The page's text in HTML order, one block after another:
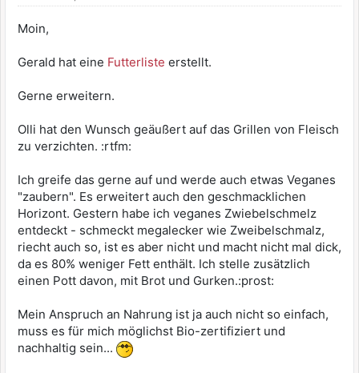
Moin,
Gerald hat eine Futterliste erstellt.
Gerne erweitern.
Olli hat den Wunsch geäußert auf das Grillen von Fleisch
zu verzichten. :rtfm:
Ich greife das gerne auf und werde auch etwas Veganes
"zaubern". Es erweitert auch den geschmacklichen
Horizont. Gestern habe ich veganes Zwiebelschmelz
entdeckt - schmeckt megalecker wie Zweibelschmalz,
riecht auch so, ist es aber nicht und macht nicht mal dick,
da es 80% weniger Fett enthält. Ich stelle zusätzlich
einen Pott davon, mit Brot und Gurken.:prost:
Mein Anspruch an Nahrung ist ja auch nicht so einfach,
muss es für mich möglichst Bio-zertifiziert und
nachhaltig sein...